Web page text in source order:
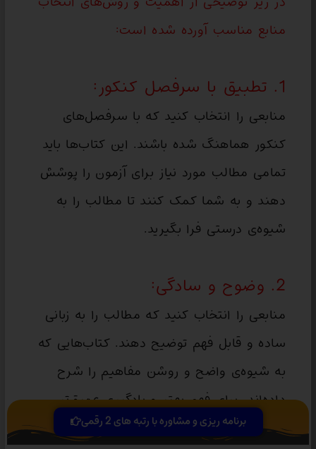
منابع مناسب آورده شده است:
1. تطبیق با سرفصل کنکور:
منابعی را انتخاب کنید که با سرفصل‌های
کنکور هماهنگ شده باشند. این کتاب‌ها باید
تمامی مطالب مورد نیاز برای آزمون را پوشش
دهند و به شما کمک کنند تا مطالب را به
شیوه‌ی درستی فرا بگیرید.
2. وضوح و سادگی:
منابعی را انتخاب کنید که مطالب را به زبانی
ساده و قابل فهم توضیح دهند. کتاب‌هایی که
به شیوه‌ی واضح و روشن مفاهیم را شرح
داده‌اند، برای فهم بهتر و یادگیری عمیق‌تر
مناسب‌تر هستند.
برنامه ریزی و مشاوره با رتبه های 2 رقمی